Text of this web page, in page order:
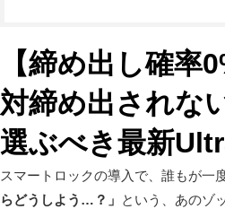
【締め出し確
対締め出されな
選ぶべき最新
スマートロックの導入で、誰もが一
らどうしよう…？」 という、あのゾ